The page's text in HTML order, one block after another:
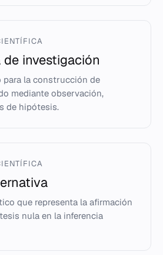
investigación
para la construcción de
mediante observación,
de hipótesis.
que representa la afirmación
nula en la inferencia